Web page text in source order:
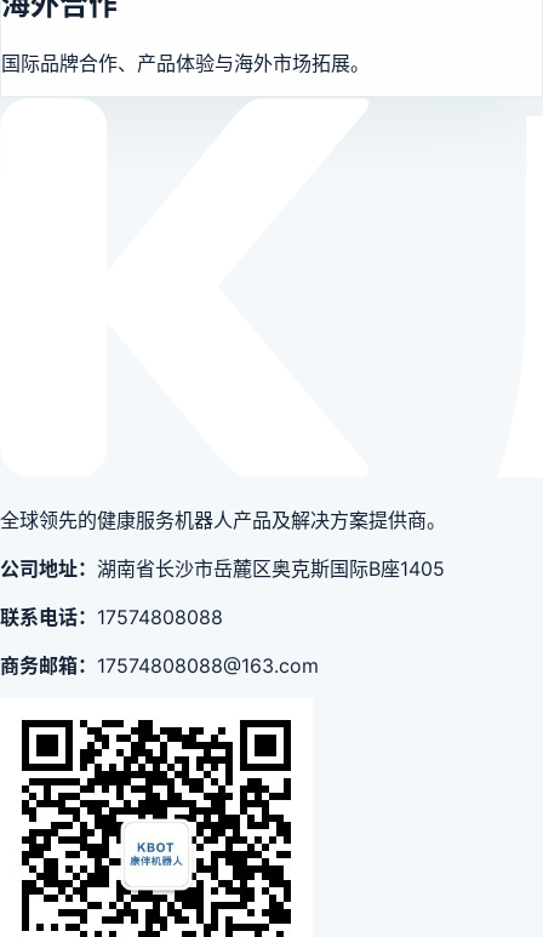
国际品牌合作、产品体验与海外市场拓展。
全球领先的健康服务机器人产品及解决方案提供商。
公司地址： 湖南省长沙市岳麓区奥克斯国际B座1405
联系电话： 17574808088
商务邮箱： 17574808088@163.com